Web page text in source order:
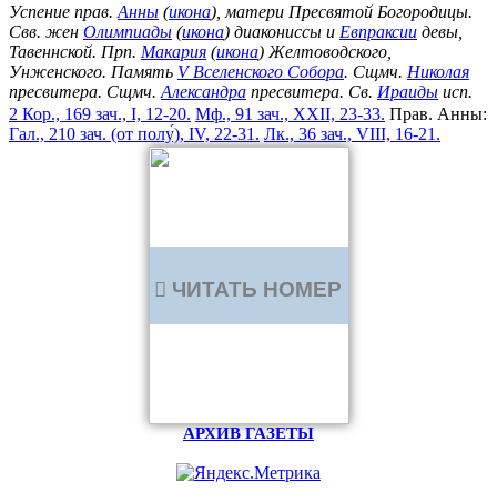
Успение прав. Анны (икона), матери Пресвятой Богородицы.
Свв. жен Олимпиады (икона) диакониссы и Евпраксии девы,
Тавеннской. Прп. Макария (икона) Желтоводского,
Унженского. Память V Вселенского Собора. Сщмч. Николая
пресвитера. Сщмч. Александра пресвитера. Св. Ираиды исп.
2 Кор., 169 зач., I, 12-20. Мф., 91 зач., XXII, 23-33. Прав. Анны:
Гал., 210 зач. (от полу́), IV, 22-31. Лк., 36 зач., VIII, 16-21.
ЧИТАТЬ НОМЕР
АРХИВ ГАЗЕТЫ